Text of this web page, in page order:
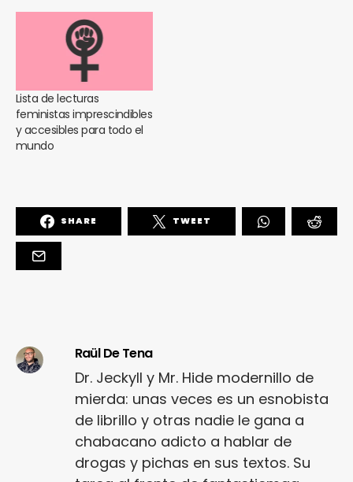
Lista de lecturas
feministas imprescindibles
y accesibles para todo el
mundo
SHARE TWEET
Raül De Tena
Dr. Jeckyll y Mr. Hide modernillo de
mierda: unas veces es un esnobista
de librillo y otras nadie le gana a
chabacano adicto a hablar de
drogas y pichas en sus textos. Su